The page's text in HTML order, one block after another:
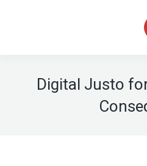
Digital Justo